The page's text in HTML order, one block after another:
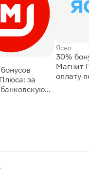
за
Ясно
30%
Магнит
оплату